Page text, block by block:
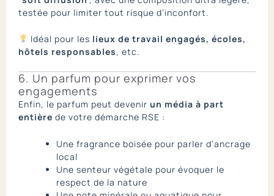
testée pour limiter tout risque d’inconfort.
Idéal pour les lieux de travail engagés, écoles,
hôtels responsables, etc.
6. Un parfum pour exprimer vos
engagements
Enfin, le parfum peut devenir un média à part
entière de votre démarche RSE :
Une fragrance boisée pour parler d’ancrage
local
Une senteur végétale pour évoquer le
respect de la nature